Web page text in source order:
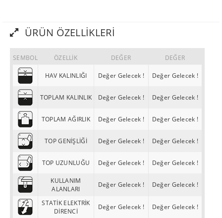
ÜRÜN ÖZELLIKLERI
SEMBOL ÖZELLİK DEĞER DEĞER
HAV KALINLIĞI Değer Gelecek ! Değer Gelecek !
TOPLAM KALINLIK Değer Gelecek ! Değer Gelecek !
TOPLAM AĞIRLIK Değer Gelecek ! Değer Gelecek !
TOP GENİŞLİĞİ Değer Gelecek ! Değer Gelecek !
TOP UZUNLUĞU Değer Gelecek ! Değer Gelecek !
KULLANIM
ALANLARI
Değer Gelecek ! Değer Gelecek !
STATİK ELEKTRİK
DİRENCİ
Değer Gelecek ! Değer Gelecek !